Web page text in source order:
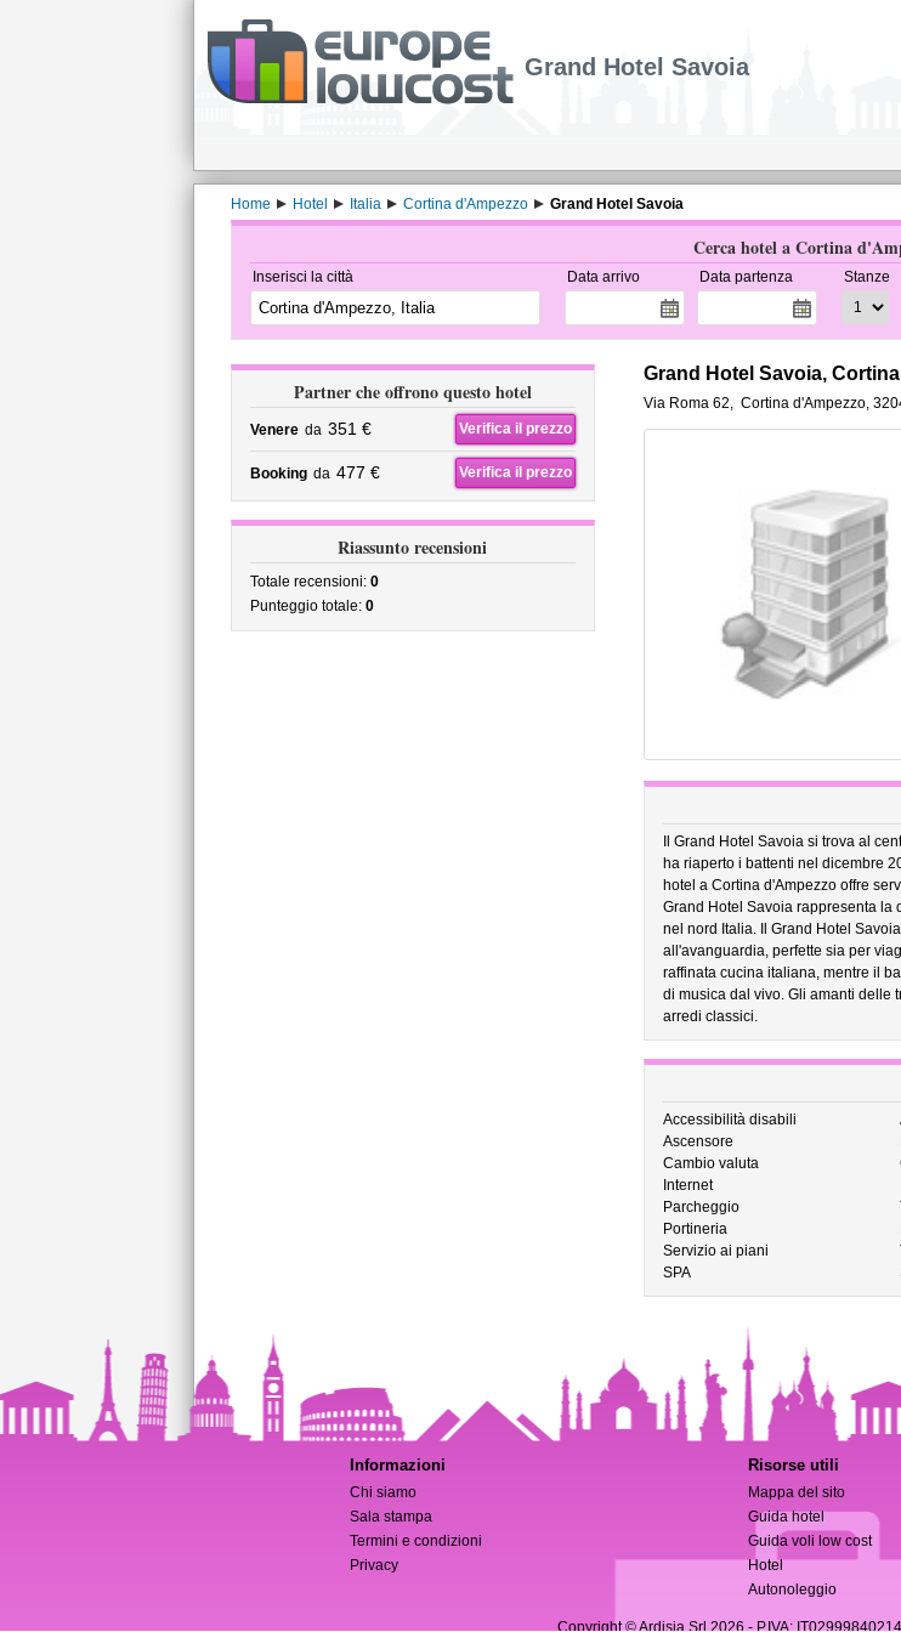
Grand Hotel Savoia
Home Hotel Italia Cortina d'Ampezzo Grand Hotel Savoia
Cerca hotel a Cortina
Inserisci la città Data arrivo Data partenza Stanze
Partner che offrono questo hotel
Venere da 351 € Verifica il prezzo
Booking da 477 € Verifica il prezzo
Riassunto recensioni
Totale recensioni: 0
Punteggio totale: 0
Grand Hotel Savoia,
Via Roma 62, Cortina d'Ampezzo,
Il Grand Hotel Savoia si trova al
ha riaperto i battenti nel dicembre
hotel a Cortina d'Ampezzo offre
Grand Hotel Savoia rappresenta
nel nord Italia. Il Grand Hotel
all'avanguardia, perfette sia per
raffinata cucina italiana, mentre il
di musica dal vivo. Gli amanti delle
arredi classici.
Accessibilità disabili
Ascensore
Cambio valuta
Internet
Parcheggio
Portineria
Servizio ai piani
SPA
Informazioni
Chi siamo
Sala stampa
Termini e condizioni
Privacy
Risorse utili
Mappa del sito
Guida hotel
Guida voli low cost
Hotel
Autonoleggio
Copyright © Ardisia Srl 2026- P.IVA: